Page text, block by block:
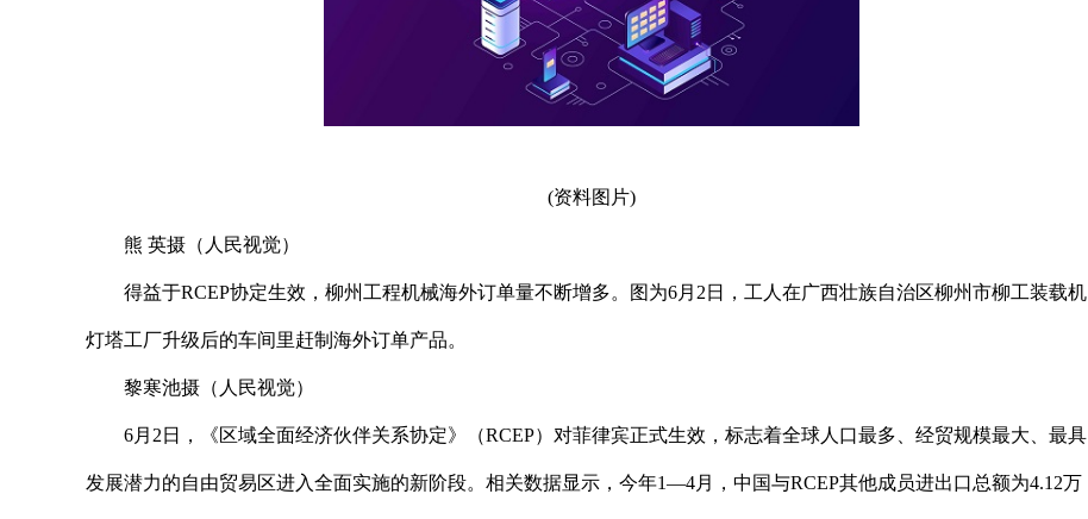
(资料图片)
熊 英摄（人民视觉）
得益于RCEP协定生效，柳州工程机械海外订单量不断增多。图为6月2日，工人在广西壮族自治区柳州市柳工装载机
灯塔工厂升级后的车间里赶制海外订单产品。
黎寒池摄（人民视觉）
6月2日，《区域全面经济伙伴关系协定》（RCEP）对菲律宾正式生效，标志着全球人口最多、经贸规模最大、最具
发展潜力的自由贸易区进入全面实施的新阶段。相关数据显示，今年1—4月，中国与RCEP其他成员进出口总额为4.12万